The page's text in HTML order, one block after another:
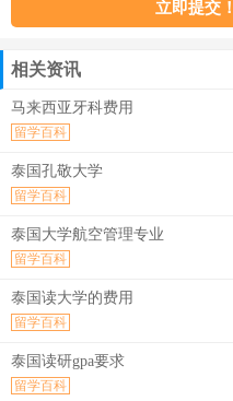
相关资讯
马来西亚牙科费用
留学百科
泰国孔敬大学
留学百科
泰国大学航空管理专业
留学百科
泰国读大学的费用
留学百科
泰国读研gpa要求
留学百科